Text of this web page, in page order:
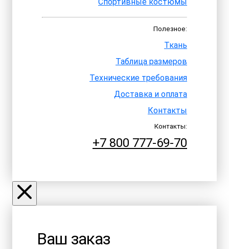
Полезное:
Ткань
Таблица размеров
Технические требования
Доставка и оплата
Контакты
Контакты:
+7 800 777-69-70
Ваш заказ